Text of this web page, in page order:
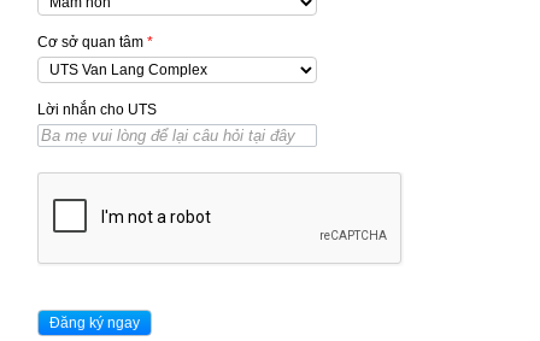
Cơ sở quan tâm *
Lời nhắn cho UTS